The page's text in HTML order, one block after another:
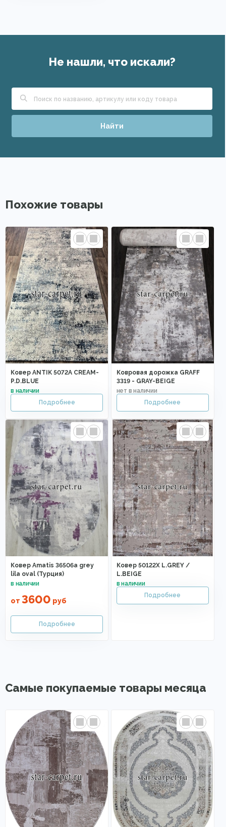
Не нашли, что искали?
Найти
Похожие товары
Ковер ANTIK 5072A CREAM-
P.D.BLUE
Ковровая дорожка GRAFF
3319 - GRAY-BEIGE
Ковер Amatis 36506a grey
lila oval (Турция)
от 3600 руб
Ковер 50122X L.GREY /
L.BEIGE
Самые покупаемые товары месяца